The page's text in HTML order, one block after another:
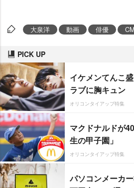
大泉洋 動画 俳優 CM
PICK UP
イケメンてんこ
ラブに胸キュン
オリコンタイアップ特集
マクドナルドが
生の甲子園」
オリコンタイアップ特集
パソコンメーカ